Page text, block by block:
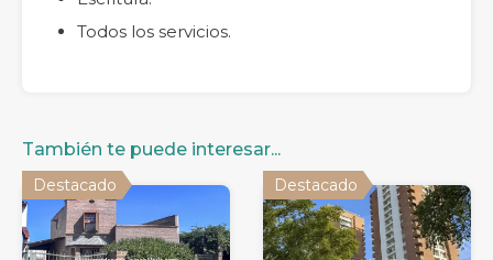
Todos los servicios.
También te puede interesar...
Destacado Destacado